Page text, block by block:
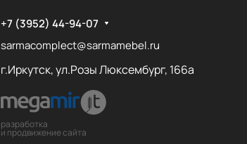
+7 (3952) 44-94-07
sarmacomplect@sarmamebel.ru
г.Иркутск, ул.Розы Люксембург, 166а
разработка
и продвижение сайта